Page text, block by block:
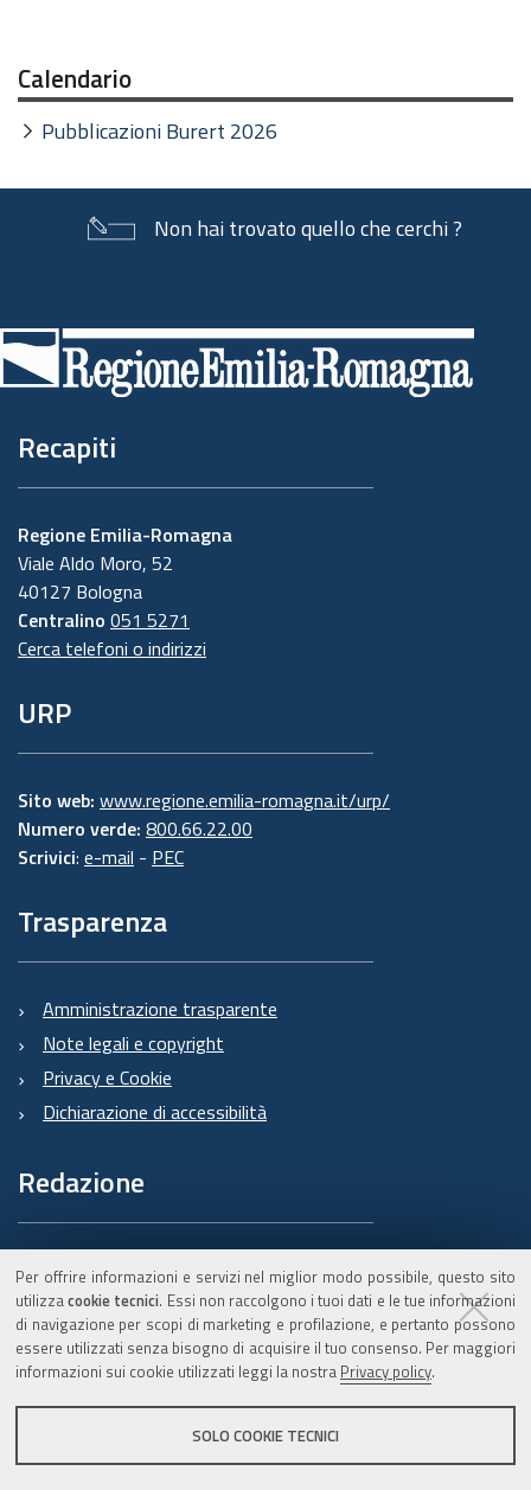
Per offrire informazioni e servizi nel miglior modo possibile, questo sito
utilizzacookie tecnici. Essi non raccolgono i tuoi dati e le tue informazioni
di navigazione per scopi di marketing e profilazione, e pertanto possono
essere utilizzati senza bisogno di acquisire il tuo consenso. Per maggiori
informazioni sui cookie utilizzati leggi la nostra Privacy policy.
SOLO COOKIE TECNICI
Calendario
Pubblicazioni Burert 2026
Non hai trovato quello che cerchi ?
di
pagina
Recapiti
Regione Emilia-Romagna
Viale Aldo Moro, 52
40127 Bologna
Centralino 051 5271
Cerca telefoni o indirizzi
URP
Sito web: www.regione.emilia-romagna.it/urp/
Numero verde: 800.66.22.00
Scrivici: e-mail - PEC
Trasparenza
Amministrazione trasparente
Note legali e copyright
Privacy e Cookie
Dichiarazione di accessibilità
Redazione
Informazioni sul Burert
e contatti
C.F. 800.625.903.79